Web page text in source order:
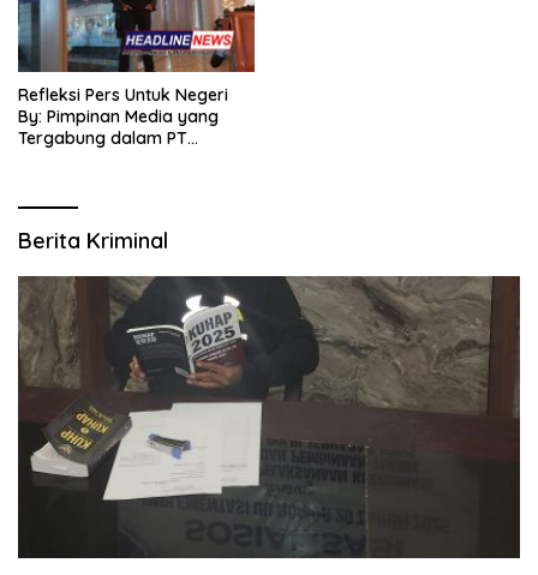
Refleksi Pers Untuk Negeri
By: Pimpinan Media yang
Tergabung dalam PT
Berita Kriminal